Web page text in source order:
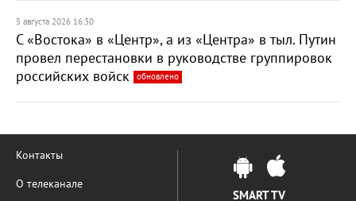
5 августа 2026 16:30
С «Востока» в «Центр», а из «Центра» в тыл. Путин
провел перестановки в руководстве группировок
российских войск
обновлено
Контакты
О телеканале
SMART TV